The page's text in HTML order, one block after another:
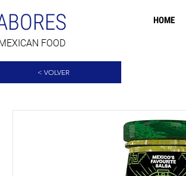
FOOD
HOME
< VOLVER